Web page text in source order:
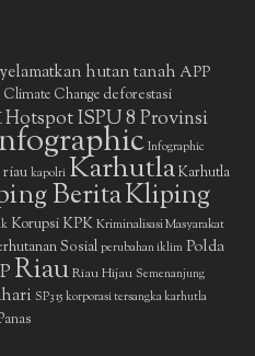
hutan tanah APP
Climate Change deforestasi
Hotspot ISPU 8 Provinsi
Infographic
riau kapolri KarhutlaKarhutla
BeritaKliping
Korupsi KPKKriminalisasi Masyarakat
Sosial perubahan iklim Polda
RiauRiau Hijau Semenanjung
SP3 15 korporasi tersangka karhutla